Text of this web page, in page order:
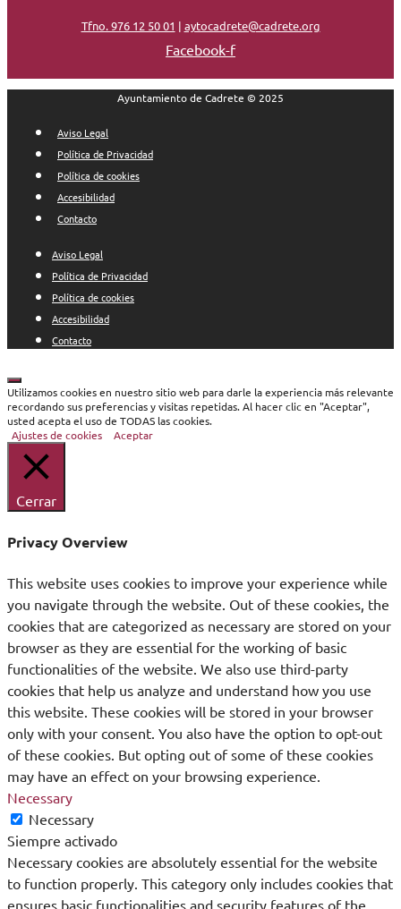
Tfno. 976 12 50 01 | aytocadrete@cadrete.org
Facebook-f
Ayuntamiento de Cadrete © 2025
Aviso Legal
Política de Privacidad
Política de cookies
Accesibilidad
Contacto
Aviso Legal
Política de Privacidad
Política de cookies
Accesibilidad
Contacto
Cerrar
Utilizamos cookies en nuestro sitio web para darle la experiencia más relevante
recordando sus preferencias y visitas repetidas. Al hacer clic en "Aceptar",
usted acepta el uso de TODAS las cookies.
Ajustes de cookies
Aceptar
Cerrar
Privacy Overview
This website uses cookies to improve your experience while
you navigate through the website. Out of these cookies, the
cookies that are categorized as necessary are stored on your
browser as they are essential for the working of basic
functionalities of the website. We also use third-party
cookies that help us analyze and understand how you use
this website. These cookies will be stored in your browser
only with your consent. You also have the option to opt-out
of these cookies. But opting out of some of these cookies
may have an effect on your browsing experience.
Necessary
Necessary
Siempre activado
Necessary cookies are absolutely essential for the website
to function properly. This category only includes cookies that
ensures basic functionalities and security features of the